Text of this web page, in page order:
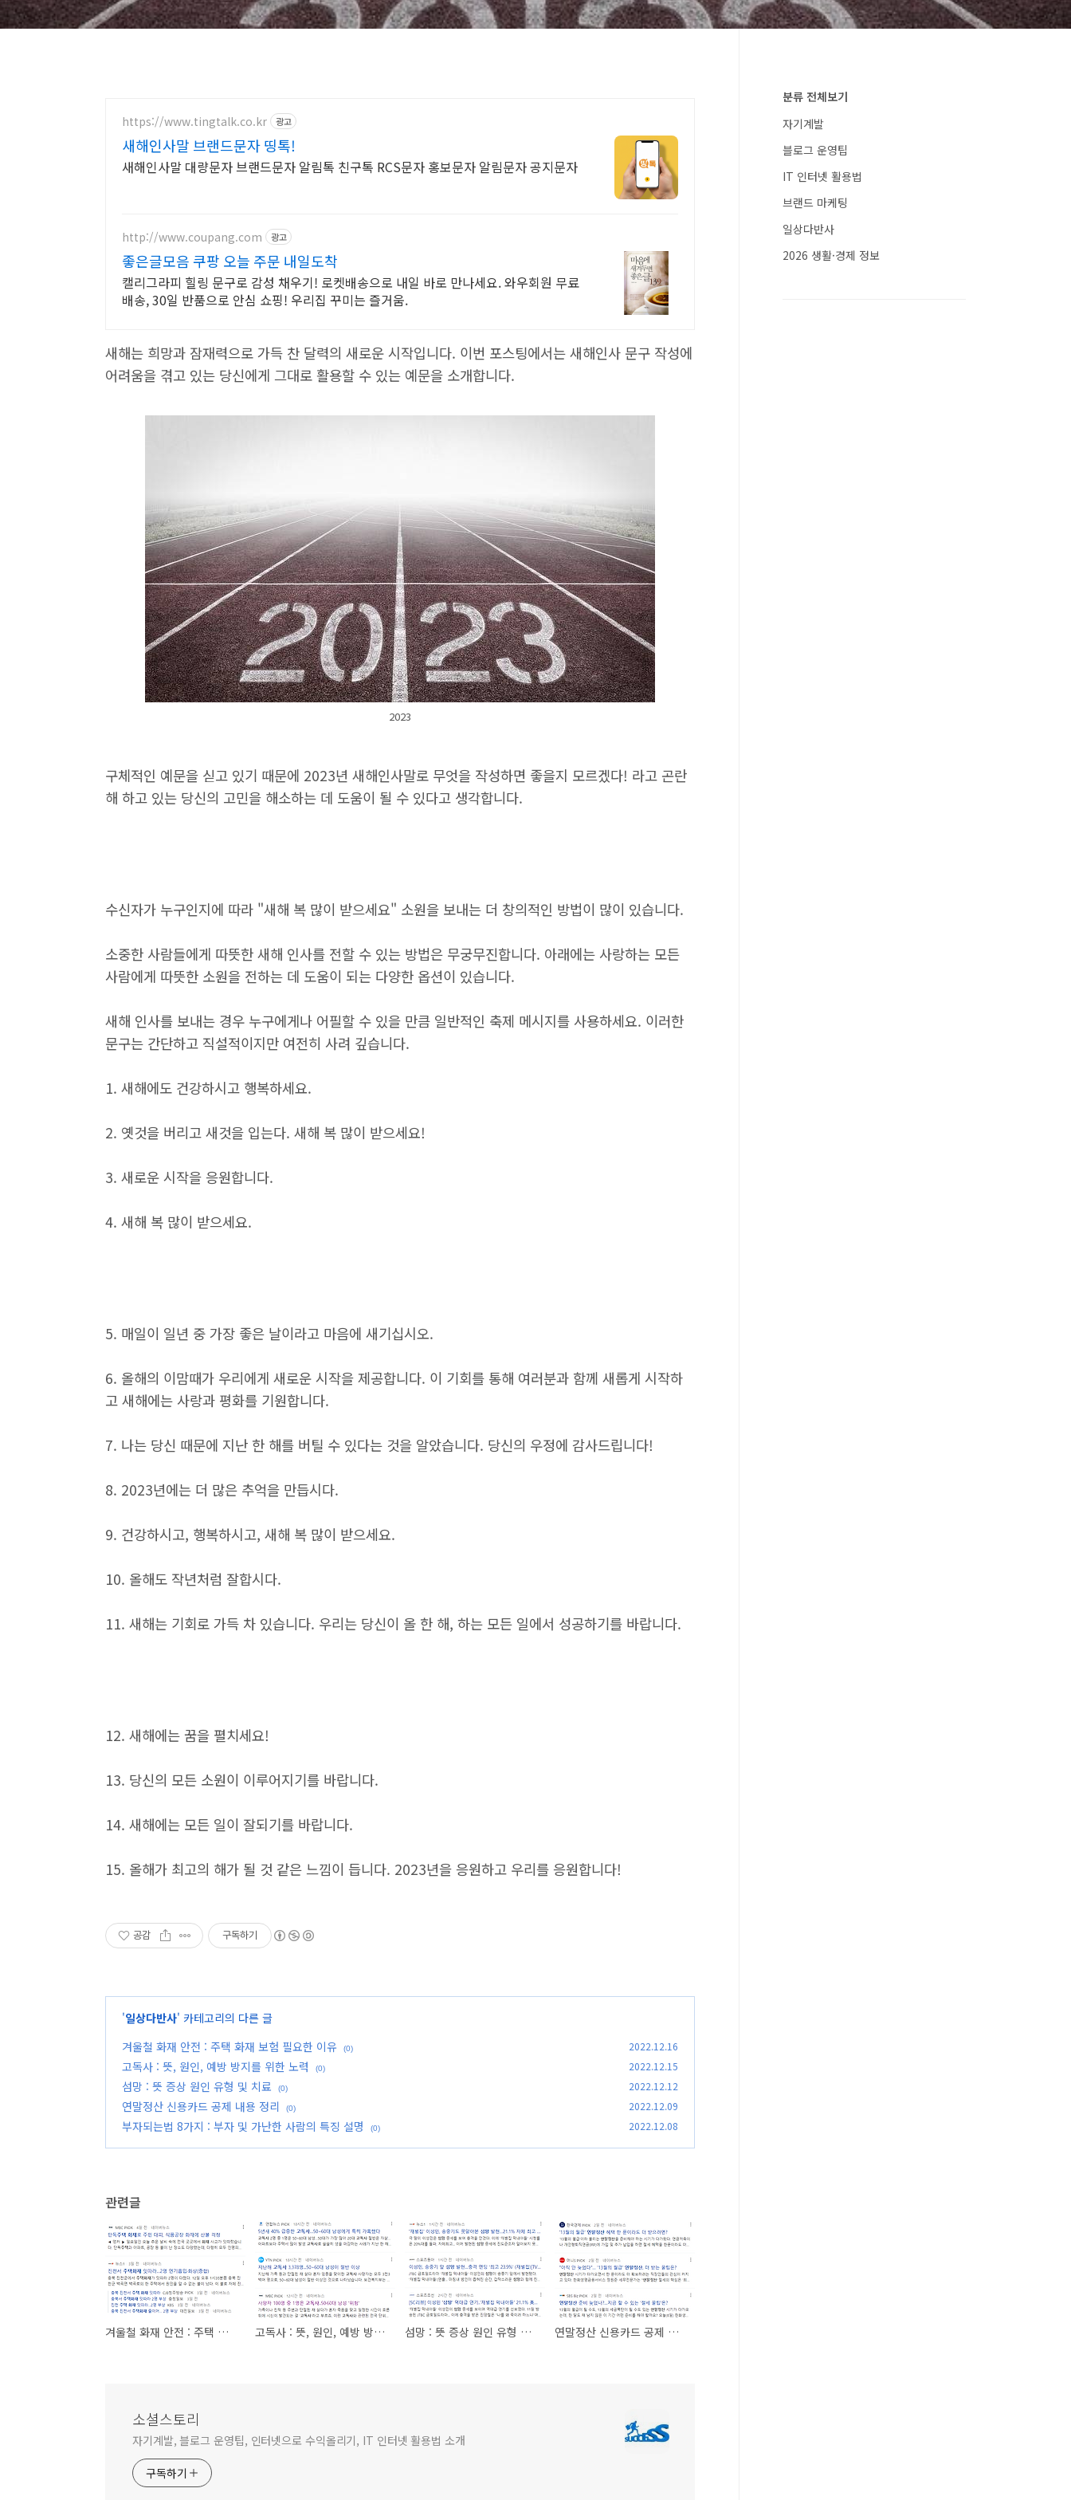
https://www.tingtalk.co.kr 광고
새해인사말 브랜드문자 띵톡!
새해인사말 대량문자 브랜드문자 알림톡 친구톡 RCS문자 홍보문자 알림문자 공지문자
http://www.coupang.com 광고
좋은글모음 쿠팡 오늘 주문 내일도착
캘리그라피 힐링 문구로 감성 채우기! 로켓배송으로 내일 바로 만나세요. 와우회원 무료
배송, 30일 반품으로 안심 쇼핑! 우리집 꾸미는 즐거움.
새해는 희망과 잠재력으로 가득 찬 달력의 새로운 시작입니다. 이번 포스팅에서는 새해인사 문구 작성에
어려움을 겪고 있는 당신에게 그대로 활용할 수 있는 예문을 소개합니다.
2023
구체적인 예문을 싣고 있기 때문에 2023년 새해인사말로 무엇을 작성하면 좋을지 모르겠다! 라고 곤란
해 하고 있는 당신의 고민을 해소하는 데 도움이 될 수 있다고 생각합니다.
수신자가 누구인지에 따라 "새해 복 많이 받으세요" 소원을 보내는 더 창의적인 방법이 많이 있습니다.
소중한 사람들에게 따뜻한 새해 인사를 전할 수 있는 방법은 무궁무진합니다. 아래에는 사랑하는 모든
사람에게 따뜻한 소원을 전하는 데 도움이 되는 다양한 옵션이 있습니다.
새해 인사를 보내는 경우 누구에게나 어필할 수 있을 만큼 일반적인 축제 메시지를 사용하세요. 이러한
문구는 간단하고 직설적이지만 여전히 사려 깊습니다.
1. 새해에도 건강하시고 행복하세요.
2. 옛것을 버리고 새것을 입는다. 새해 복 많이 받으세요!
3. 새로운 시작을 응원합니다.
4. 새해 복 많이 받으세요.
5. 매일이 일년 중 가장 좋은 날이라고 마음에 새기십시오.
6. 올해의 이맘때가 우리에게 새로운 시작을 제공합니다. 이 기회를 통해 여러분과 함께 새롭게 시작하
고 새해에는 사랑과 평화를 기원합니다.
7. 나는 당신 때문에 지난 한 해를 버틸 수 있다는 것을 알았습니다. 당신의 우정에 감사드립니다!
8. 2023년에는 더 많은 추억을 만듭시다.
9. 건강하시고, 행복하시고, 새해 복 많이 받으세요.
10. 올해도 작년처럼 잘합시다.
11. 새해는 기회로 가득 차 있습니다. 우리는 당신이 올 한 해, 하는 모든 일에서 성공하기를 바랍니다.
12. 새해에는 꿈을 펼치세요!
13. 당신의 모든 소원이 이루어지기를 바랍니다.
14. 새해에는 모든 일이 잘되기를 바랍니다.
15. 올해가 최고의 해가 될 것 같은 느낌이 듭니다. 2023년을 응원하고 우리를 응원합니다!
공감 구독하기
'일상다반사' 카테고리의 다른 글
겨울철 화재 안전 : 주택 화재 보험 필요한 이유
(0) 2022.12.16
고독사 : 뜻, 원인, 예방 방지를 위한 노력 (0) 2022.12.15
섬망 : 뜻 증상 원인 유형 및 치료 (0) 2022.12.12
연말정산 신용카드 공제 내용 정리 (0) 2022.12.09
부자되는법 8가지 : 부자 및 가난한 사람의 특징 설명 (0) 2022.12.08
관련글
겨울철 화재 안전 : 주택 화재 보험 필요한 이유 고독사 : 뜻, 원인, 예방 방지를 위한 노력 섬망 : 뜻 증상 원인 유형 및 치료 연말정산 신용카드 공제 내용 정리
소셜스토리
자기계발, 블로그 운영팁, 인터넷으로 수익올리기, IT 인터넷 활용법 소개
구독하기
분류 전체보기
자기계발
블로그 운영팁
IT 인터넷 활용법
브랜드 마케팅
일상다반사
2026 생활·경제 정보